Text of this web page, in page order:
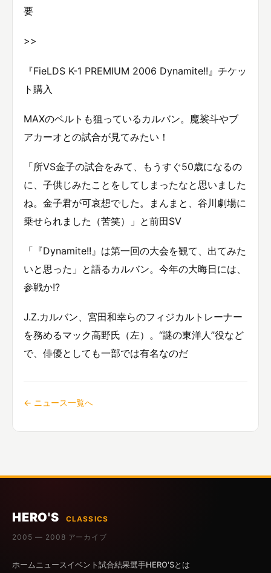
要
>>
『FieLDS K-1 PREMIUM 2006 Dynamite!!』チケッ
ト購入
MAXのベルトも狙っているカルバン。魔裟斗やブ
アカーオとの試合が見てみたい！
「所VS金子の試合をみて、もうすぐ50歳になるの
に、子供じみたことをしてしまったなと思いました
ね。金子君が可哀想でした。まんまと、谷川劇場に
乗せられました（苦笑）」と前田SV
「『Dynamite!!』は第一回の大会を観て、出てみた
いと思った」と語るカルバン。今年の大晦日には、
参戦か!?
J.Z.カルバン、宮田和幸らのフィジカルトレーナー
を務めるマック高野氏（左）。“謎の東洋人”役など
で、俳優としても一部では有名なのだ
← ニュース一覧へ
HERO'S
CLASSICS
2005 — 2008 アーカイブ
ホームニュースイベント試合結果選手HERO'Sとは